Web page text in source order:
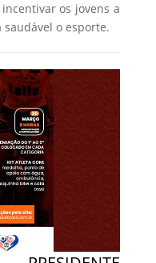
os jovens a
o esporte.